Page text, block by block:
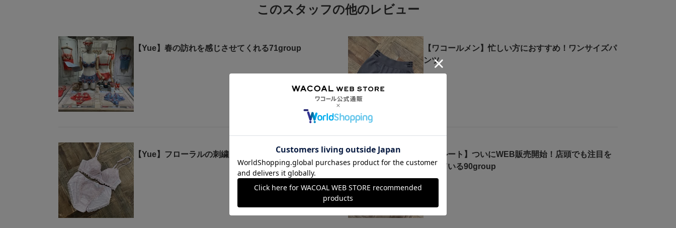
このスタッフの他のレビュー
【Yue】春の訪れを感じさせてくれる71group
【ワコールメン】忙しい方におすすめ！ワンサイズパ
ンツ
【Yue】フローラルの刺繍が彩る55group
【サルート】ついにWEB販売開始！店頭でも注目を
集めている90group